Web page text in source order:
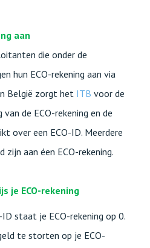
aan
die onder de
hun ECO-rekening aan via
België zorgt het ITB voor de
de ECO-rekening en de
over een ECO-ID. Meerdere
zijn aan éen ECO-rekening.
je ECO-rekening
staat je ECO-rekening op 0.
te storten op je ECO-